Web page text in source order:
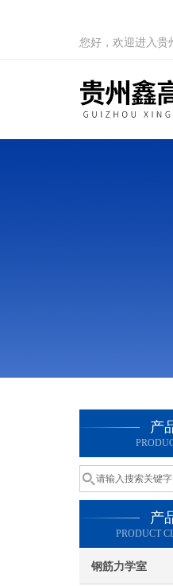
您好，欢迎进入贵
产
产
PRODUCT
钢筋力学室